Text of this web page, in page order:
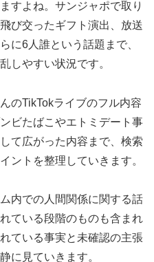
すよね。サンジャポで取り
び交ったギフト演出、放送
に6人誰という話題まで、
しやすい状況です。
のTikTokライブのフル内容
ビたばこやエトミデート事
て広がった内容まで、検索
ントを整理していきます。
内での人間関係に関する話
ている段階のものも含まれ
ている事実と未確認の主張
に見ていきます。